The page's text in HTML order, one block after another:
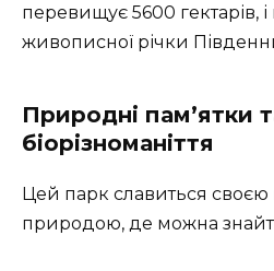
перевищує 5600 гектарів,
живописної річки
Природні пам’ятки
біорізноманіття
Цей парк славиться
природою, де можна